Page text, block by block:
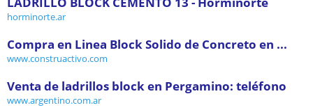
horminorte.ar
Compra en Linea Block Solido de Concreto en ...
www.construactivo.com
Venta de ladrillos block en Pergamino: teléfono
www.argentino.com.ar